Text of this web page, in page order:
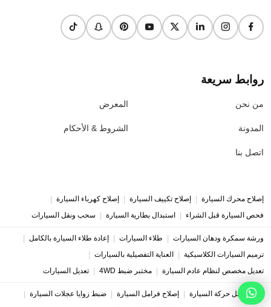
روابط سريعة
من نحن
المدونة
اتصل بنا
المعرض
الشروط & الأحكام
إصلاح محرك السيارة إصلاح تكييف السيارة إصلاح كهرباء السيارة
فحص السيارة قبل الشراء استبدال بطارية السيارة سحب ونقل السيارات
ورشة سمكرة ودهان السيارات طلاء السيارات إعادة طلاء السيارة بالكامل
ترميم السيارات الكلاسيكية العناية التفصيلية بالسيارات
تعديل مخصص لنظام عادم السيارة مختبر ضبط 4WD تعديل السيارات
إصلاح ناقل حركة السيارة إصلاح فرامل السيارة ضبط زوايا عجلات السيارة